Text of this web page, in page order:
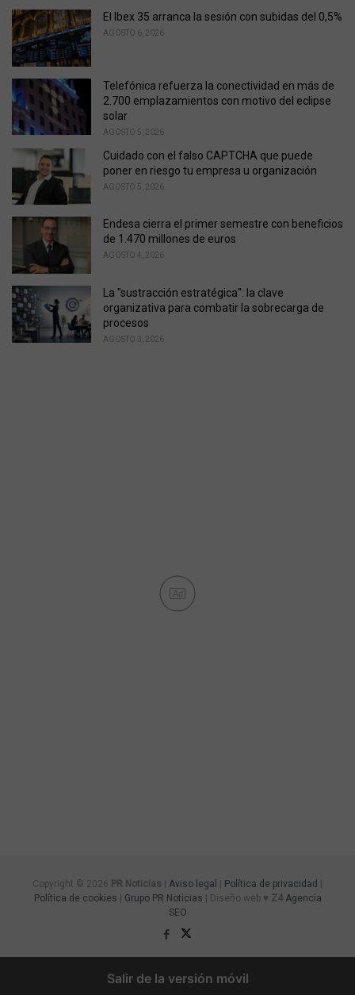
o
r
i
e
:
El Ibex 35 arranca la sesión con subidas del 0,5%
AGOSTO 6, 2026
Telefónica refuerza la conectividad en más de
2.700 emplazamientos con motivo del eclipse
solar
AGOSTO 5, 2026
Cuidado con el falso CAPTCHA que puede
poner en riesgo tu empresa u organización
AGOSTO 5, 2026
Endesa cierra el primer semestre con beneficios
de 1.470 millones de euros
AGOSTO 4, 2026
La "sustracción estratégica": la clave
organizativa para combatir la sobrecarga de
procesos
AGOSTO 3, 2026
Ad
Copyright © 2026 PR Noticias Aviso legal Política de privacidad
Política de cookies
Grupo PR Noticias | Diseño web ♥ Z4 Agencia
SEO
Salir de la versión móvil